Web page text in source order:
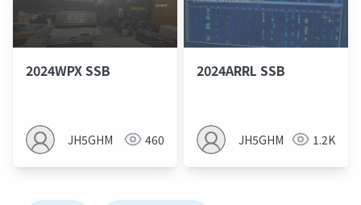
2024WPX SSB
JH5GHM 460
2024ARRL SSB
JH5GHM 1.2K